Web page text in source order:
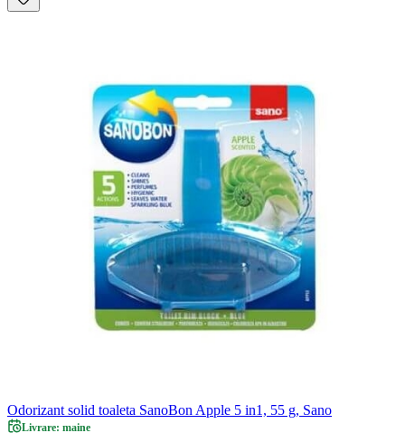
Odorizant solid toaleta SanoBon Apple 5 in1, 55 g, Sano
Livrare: maine